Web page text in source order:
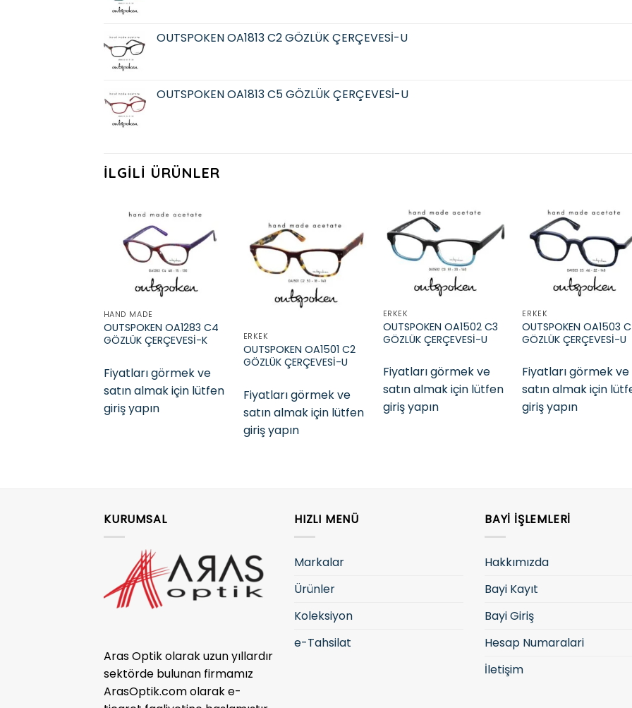
OUTSPOKEN OA1813 C2 GÖZLÜK ÇERÇEVESİ-U
OUTSPOKEN OA1813 C5 GÖZLÜK ÇERÇEVESİ-U
İLGILI ÜRÜNLER
HAND MADE
OUTSPOKEN OA1283 C4
GÖZLÜK ÇERÇEVESİ-K
Fiyatları görmek ve
satın almak için lütfen
giriş yapın
Add to
wishlist
ERKEK
OUTSPOKEN OA1501 C2
GÖZLÜK ÇERÇEVESİ-U
Fiyatları görmek ve
satın almak için lütfen
giriş yapın
Add to
ERKEK
OUTSPOKEN OA1502 C3
GÖZLÜK ÇERÇEVESİ-U
Fiyatları görmek ve
satın almak için lütfen
giriş yapın
Add
ERKEK
OUTSPOKEN OA1503
GÖZLÜK ÇERÇEVESİ-U
Fiyatları görmek ve
satın almak için
giriş yapın
KURUMSAL
Aras Optik olarak uzun yıllardır
sektörde bulunan firmamız
ArasOptik.com olarak e-
HIZLI MENÜ
Markalar
Ürünler
Koleksiyon
e-Tahsilat
BAYI İŞLEMLERI
Hakkımızda
Bayi Kayıt
Bayi Giriş
Hesap Numaralari
İletişim